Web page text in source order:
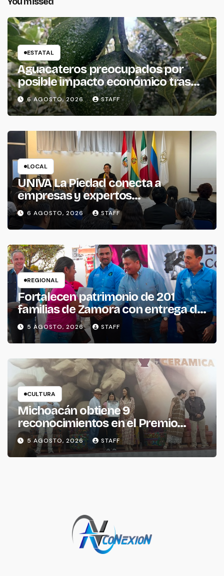
ESTATAL
Aguacateros preocupados por
posible impacto económico tras
alerta de Estados Unidos
6 AGOSTO, 2026 STAFF
LOCAL
UNIVA La Piedad conecta a
empresas y expertos
internacionales para impulsar la
productividad empresarial
6 AGOSTO, 2026 STAFF
REGIONAL
Fortalecen patrimonio de 201
familias de Zamora con entrega de
escrituras
5 AGOSTO, 2026 STAFF
CULTURA
Michoacán obtiene 9
reconocimientos en el Premio
Nacional de la Cerámica
5 AGOSTO, 2026 STAFF